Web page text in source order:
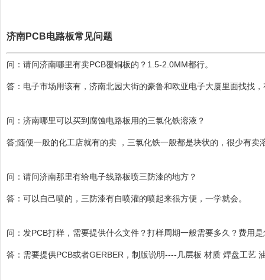
济南PCB电路板常见问题
问：请问济南哪里有卖PCB覆铜板的？1.5-2.0MM都行。
答：电子市场用该有，济南北园大街的豪鲁和欧亚电子大厦里面找找
问：济南哪里可以买到腐蚀电路板用的三氯化铁溶液？
答;随便一般的化工店就有的卖 ，三氯化铁一般都是块状的，很少有卖
问：请问济南那里有给电子线路板喷三防漆的地方？
答：可以自己喷的，三防漆有自喷灌的喷起来很方便，一学就会。
问：发PCB打样，需要提供什么文件？打样周期一般需要多久？费用
答：需要提供PCB或者GERBER，制版说明----几层板 材质 焊盘工艺